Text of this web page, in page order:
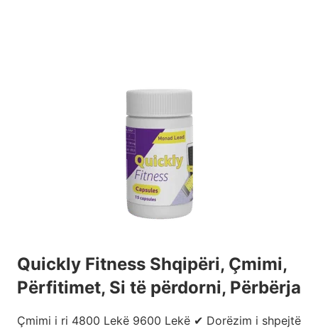
Quickly Fitness Shqipëri, Çmimi,
Përfitimet, Si të përdorni, Përbërja
Çmimi i ri 4800 Lekë 9600 Lekë ✔ Dorëzim i shpejtë